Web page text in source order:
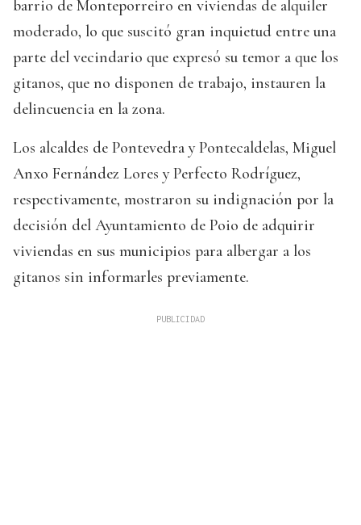
barrio de Monteporreiro en viviendas de alquiler
moderado, lo que suscitó gran inquietud entre una
parte del vecindario que expresó su temor a que los
gitanos, que no disponen de trabajo, instauren la
delincuencia en la zona.
Los alcaldes de Pontevedra y Pontecaldelas, Miguel
Anxo Fernández Lores y Perfecto Rodríguez,
respectivamente, mostraron su indignación por la
decisión del Ayuntamiento de Poio de adquirir
viviendas en sus municipios para albergar a los
gitanos sin informarles previamente.